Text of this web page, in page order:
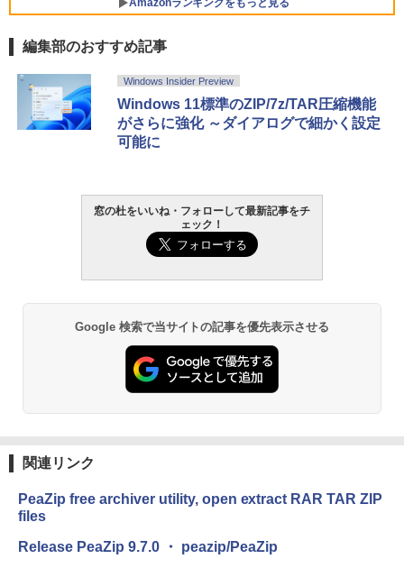
Amazonランキングをもっと見る
Robloxギフトカード - 800 Robux 【限
インゲームコード】 ロブロックス | オン
ラインコード版
Robloxギフトカード - 1000 Robux 【限
定バーチャルアイテムを含む】 【オンラ
インゲームコード】 ロブロックス |オン
ラインコード版
4(最新 永続版)|オンラインコード版|Wind
ows11、10/mac対応|PC2台
ラインコード版
生成AIパスポート公式テキスト 第４版
￥1,766
出す プロンプトの言葉 AI画像生成シリー
ズ (はぴーイラストLabo)
￥480
1冊ですべて身につくHTML & CSSとWe
bデザイン入門講座［第2版］
￥1,292
Amazon Kindle - 目に優しい、かさばら
続バッテリー、6インチディスプレイ電子
書籍リーダー、マッチャ、16GB、広告な
し
Kindle Paperwhite シグニチャーエディ
ション (32GB) 7インチディスプレイ、明
るさ自動調整、色調調節ライト、12週間
ブラック
￥27,980
Amazon Kindle Paperwhite (16GB) 7イ
ンチディスプレイ、色調調節ライト、12
ク
Amazon Kindle Colorsoft | 16GBストレ
テリー、広告無し、ブラック (2025年発
編集部のおすすめ記事
Windows Insider Preview
Windows 11標準のZIP/7z/TAR圧縮機能
がさらに強化 ～ダイアログで細かく設定
可能に
窓の杜をいいね・フォローして最新記事をチ
ェック！
Google 検索で当サイトの記事を優先表示させる
関連リンク
PeaZip free archiver utility, open extract RAR TAR ZIP
files
Release PeaZip 9.7.0 ・ peazip/PeaZip